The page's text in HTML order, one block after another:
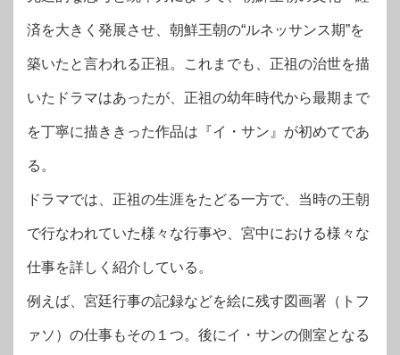
済を大きく発展させ、朝鮮王朝の“ルネッサンス期”を
築いたと言われる正祖。これまでも、正祖の治世を描
いたドラマはあったが、正祖の幼年時代から最期まで
を丁寧に描ききった作品は『イ・サン』が初めてであ
る。
ドラマでは、正祖の生涯をたどる一方で、当時の王朝
で行なわれていた様々な行事や、宮中における様々な
仕事を詳しく紹介している。
例えば、宮廷行事の記録などを絵に残す図画署（トフ
ァソ）の仕事もその１つ。後にイ・サンの側室となる